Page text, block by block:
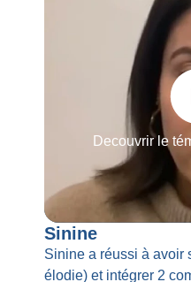
Decouvrir le
Sinine
Sinine a réussi à avoir
élodie) et intégrer 2